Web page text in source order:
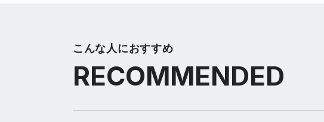
こんな人におすすめ
RECOMMENDED